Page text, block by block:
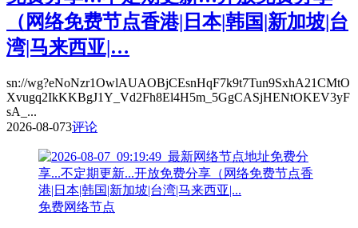
（网络免费节点香港|日本|韩国|新加坡|台
湾|马来西亚|…
sn://wg?eNoNzr1OwlAUAOBjCEsnHqF7k9t7Tun9SxhA21CMtO
Xvugq2IkKKBgJ1Y_Vd2Fh8El4H5m_5GgCASjHENtOKEV3yF
sA_...
2026-08-073评论
免费网络节点